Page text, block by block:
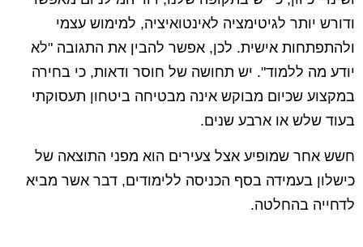
ודורש יותר לגיטימציה לאינטואיציה, למימוש עצמי
ולהתפתחות אישית. לכן, אפשר להבין את התגובה "לא
יודע מה ללמוד". יש תחושה של חוסר ודאות, כי בחירה
במקצוע שכיום מבוקש אינה מבטיחה ביטחון תעסוקתי
בעוד שלש או ארבע שנים.
חשש אחר שמופיע אצל צעירים הוא מפני התוצאה של
כישלון בעמידה בסף הכניסה ללימודים, דבר אשר מביא
לדחייה בהחלטה.